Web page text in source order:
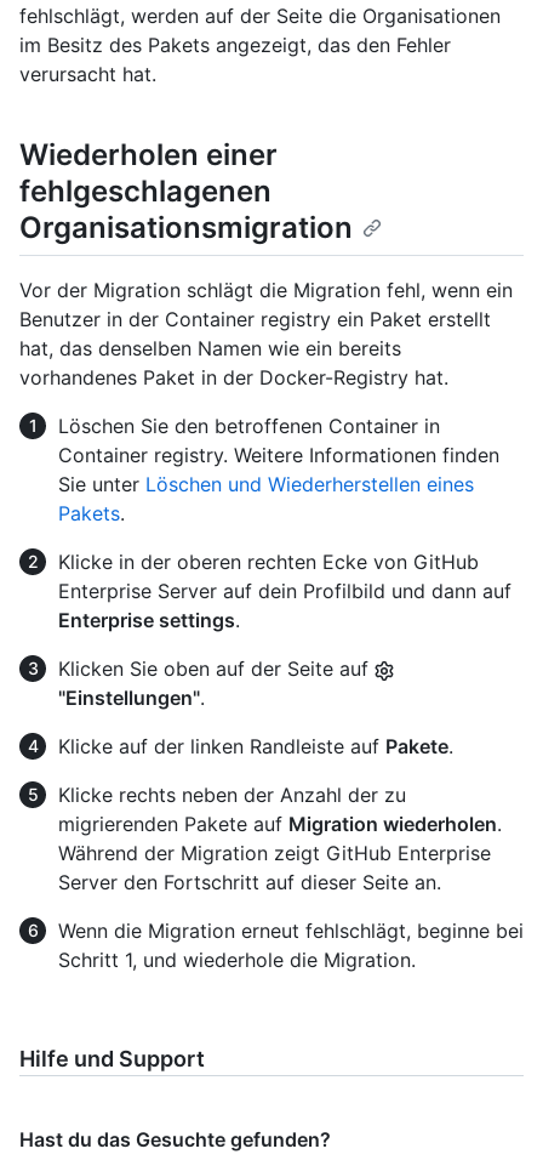
fehlschlägt, werden auf der Seite die Organisationen
im Besitz des Pakets angezeigt, das den Fehler
verursacht hat.
Wiederholen einer
fehlgeschlagenen
Organisationsmigration
Vor der Migration schlägt die Migration fehl, wenn ein
Benutzer in der Container registry ein Paket erstellt
hat, das denselben Namen wie ein bereits
vorhandenes Paket in der Docker-Registry hat.
Löschen Sie den betroffenen Container in
Container registry. Weitere Informationen finden
Sie unter Löschen und Wiederherstellen eines
Pakets.
Klicke in der oberen rechten Ecke von GitHub
Enterprise Server auf dein Profilbild und dann auf
Enterprise settings.
Klicken Sie oben auf der Seite auf
"Einstellungen".
Klicke auf der linken Randleiste auf Pakete.
Klicke rechts neben der Anzahl der zu
migrierenden Pakete auf Migration wiederholen.
Während der Migration zeigt GitHub Enterprise
Server den Fortschritt auf dieser Seite an.
Wenn die Migration erneut fehlschlägt, beginne bei
Schritt 1, und wiederhole die Migration.
Hilfe und Support
Hast du das Gesuchte gefunden?